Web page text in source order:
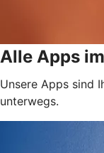
Alle Apps
Unsere Apps sind
unterwegs.